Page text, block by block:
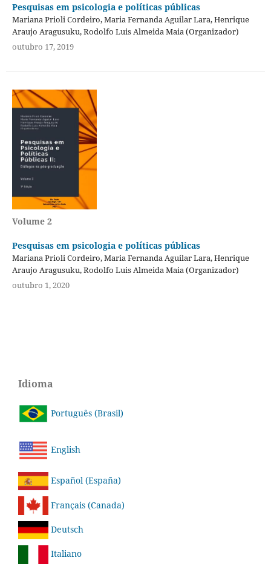
Pesquisas em psicologia e políticas públicas
Mariana Prioli Cordeiro, Maria Fernanda Aguilar Lara, Henrique
Araujo Aragusuku, Rodolfo Luis Almeida Maia (Organizador)
outubro 17, 2019
Volume 2
Pesquisas em psicologia e políticas públicas
Mariana Prioli Cordeiro, Maria Fernanda Aguilar Lara, Henrique
Araujo Aragusuku, Rodolfo Luis Almeida Maia (Organizador)
outubro 1, 2020
Idioma
Português (Brasil)
English
Español (España)
Français (Canada)
Deutsch
Italiano